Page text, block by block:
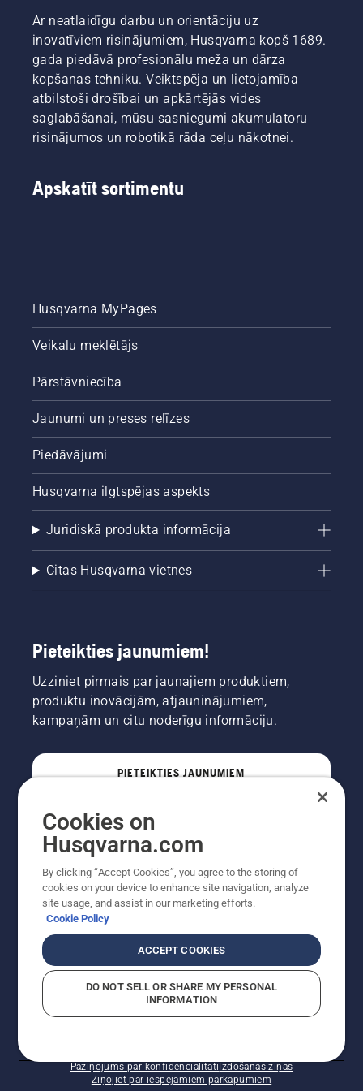
sliedes
un ķēdes
kalpošanas
laiku.
Izpildiet
šajā
īsajā
norādījumus
par to,
eļļošana
darbojas
pareizi.
Vispirms
eļļas
motorzāģi
un
ka ķēdes
bremze
atslēgta.
motorzāģa
dzinēju
centimetru
no
pagales
vai koka.
norāda,
ka
sistēma
darbojas.
veidos —
abi ir
parādīti
šajā
video.
Ar neatlaidīgu darbu un orientāciju uz
inovatīviem risinājumiem, Husqvarna kopš 1689.
gada piedāvā profesionālu meža un dārza
kopšanas tehniku. Veiktspēja un lietojamība
atbilstoši drošībai un apkārtējās vides
saglabāšanai, mūsu sasniegumi akumulatoru
risinājumos un robotikā rāda ceļu nākotnei.
Apskatīt sortimentu
Husqvarna MyPages
Veikalu meklētājs
Pārstāvniecība
Jaunumi un preses relīzes
Piedāvājumi
Husqvarna ilgtspējas aspekts
Juridiskā produkta informācija
Citas Husqvarna vietnes
Pieteikties jaunumiem!
Uzziniet pirmais par jaunajiem produktiem,
produktu inovācijām, atjauninājumiem,
kampaņām un citu noderīgu informāciju.
PIETEIKTIES JAUNUMIEM
Autortiesības — 2022 Husqvarna AB (publ). Visas
Paziņojums par konfidencialitāti Izdošanas ziņas
Ziņojiet par iespējamiem pārkāpumiem
Cookies on
Husqvarna.com
By clicking “Accept Cookies”, you agree to the storing of
cookies on your device to enhance site navigation, analyze
site usage, and assist in our marketing efforts.
Cookie Policy
ACCEPT COOKIES
DO NOT SELL OR SHARE MY PERSONAL
INFORMATION